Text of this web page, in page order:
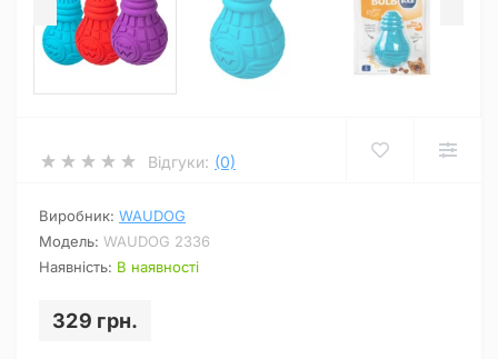
Відгуки: (0)
Виробник: WAUDOG
Модель: WAUDOG 2336
Наявність: В наявності
329 грн.